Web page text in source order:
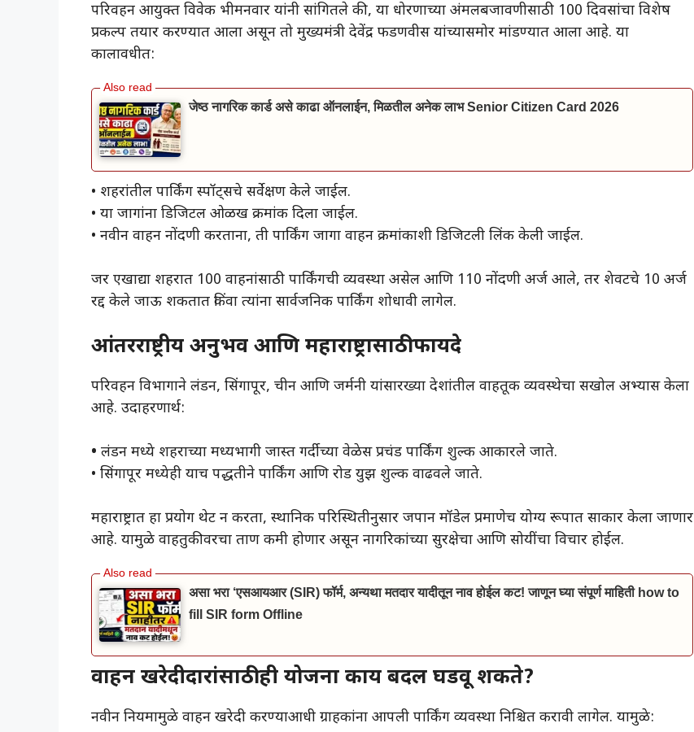
परिवहन आयुक्त विवेक भीमनवार यांनी सांगितले की, या धोरणाच्या अंमलबजावणीसाठी 100 दिवसांचा विशेष
प्रकल्प तयार करण्यात आला असून तो मुख्यमंत्री देवेंद्र फडणवीस यांच्यासमोर मांडण्यात आला आहे. या
कालावधीत:
जेष्ठ नागरिक कार्ड असे काढा ऑनलाईन, मिळतील अनेक लाभ Senior Citizen Card 2026
• शहरांतील पार्किंग स्पॉट्सचे सर्वेक्षण केले जाईल.
• या जागांना डिजिटल ओळख क्रमांक दिला जाईल.
• नवीन वाहन नोंदणी करताना, ती पार्किंग जागा वाहन क्रमांकाशी डिजिटली लिंक केली जाईल.
जर एखाद्या शहरात 100 वाहनांसाठी पार्किंगची व्यवस्था असेल आणि 110 नोंदणी अर्ज आले, तर शेवटचे 10 अर्ज
रद्द केले जाऊ शकतात किंवा त्यांना सार्वजनिक पार्किंग शोधावी लागेल.
आंतरराष्ट्रीय अनुभव आणि महाराष्ट्रासाठी फायदे
परिवहन विभागाने लंडन, सिंगापूर, चीन आणि जर्मनी यांसारख्या देशांतील वाहतूक व्यवस्थेचा सखोल अभ्यास केला
आहे. उदाहरणार्थ:
• लंडन मध्ये शहराच्या मध्यभागी जास्त गर्दीच्या वेळेस प्रचंड पार्किंग शुल्क आकारले जाते.
• सिंगापूर मध्येही याच पद्धतीने पार्किंग आणि रोड युझ शुल्क वाढवले जाते.
महाराष्ट्रात हा प्रयोग थेट न करता, स्थानिक परिस्थितीनुसार जपान मॉडेल प्रमाणेच योग्य रूपात साकार केला जाणार
आहे. यामुळे वाहतुकीवरचा ताण कमी होणार असून नागरिकांच्या सुरक्षेचा आणि सोयींचा विचार होईल.
असा भरा ‘एसआयआर (SIR) फॉर्म, अन्यथा मतदार यादीतून नाव होईल कट! जाणून घ्या संपूर्ण माहिती how to
fill SIR form Offline
वाहन खरेदीदारांसाठी ही योजना काय बदल घडवू शकते?
नवीन नियमामुळे वाहन खरेदी करण्याआधी ग्राहकांना आपली पार्किंग व्यवस्था निश्चित करावी लागेल. यामुळे: